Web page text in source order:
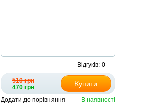
Відгуків: 0
510 грн
470 грн
Купити
Додати до порівняння В наявності